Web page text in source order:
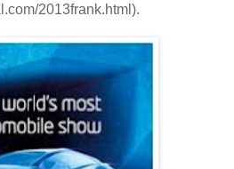
2013frank.html).